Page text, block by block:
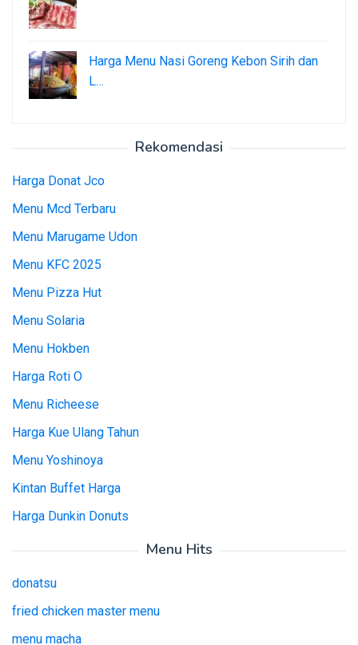
Harga Menu Nasi Goreng Kebon Sirih dan
L…
Rekomendasi
Harga Donat Jco
Menu Mcd Terbaru
Menu Marugame Udon
Menu KFC 2025
Menu Pizza Hut
Menu Solaria
Menu Hokben
Harga Roti O
Menu Richeese
Harga Kue Ulang Tahun
Menu Yoshinoya
Kintan Buffet Harga
Harga Dunkin Donuts
Menu Hits
donatsu
fried chicken master menu
menu macha